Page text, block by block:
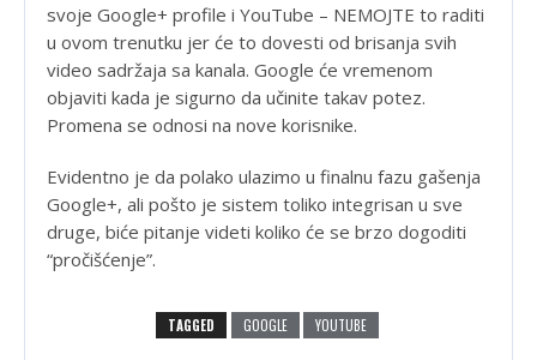
svoje Google+ profile i YouTube – NEMOJTE to raditi
u ovom trenutku jer će to dovesti od brisanja svih
video sadržaja sa kanala. Google će vremenom
objaviti kada je sigurno da učinite takav potez.
Promena se odnosi na nove korisnike.
Evidentno je da polako ulazimo u finalnu fazu gašenja
Google+, ali pošto je sistem toliko integrisan u sve
druge, biće pitanje videti koliko će se brzo dogoditi
“pročišćenje”.
TAGGED GOOGLE YOUTUBE